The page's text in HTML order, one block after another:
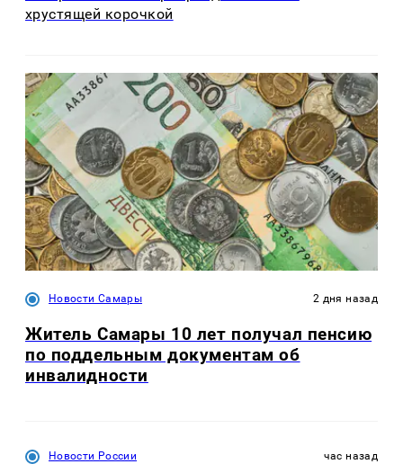
хрустящей корочкой
Новости Самары 2 дня назад
Житель Самары 10 лет получал пенсию
по поддельным документам об
инвалидности
Новости России час назад